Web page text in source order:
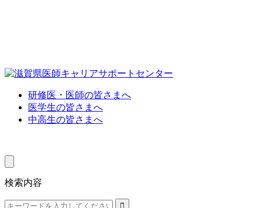
研修医・医師の皆さまへ
医学生の皆さまへ
中高生の皆さまへ
検索内容